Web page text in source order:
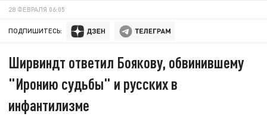
28 ФЕВРАЛЯ 06:05
ПОДПИШИТЕСЬ:
Ширвиндт ответил Боякову, обвинившему
"Иронию судьбы" и русских в
инфантилизме